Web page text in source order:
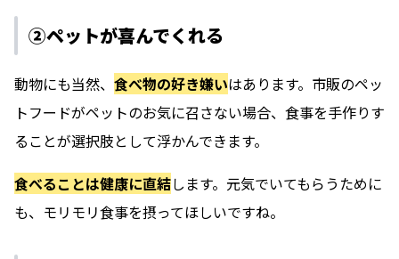
②ペットが喜んでくれる
動物にも当然、 食べ物の好き嫌いはあります。市販のペッ
トフードがペットのお気に召さない場合、食事を手作りす
ることが選択肢として浮かんできます。
食べることは健康に直結します。元気でいてもらうために
も、モリモリ食事を摂ってほしいですね。